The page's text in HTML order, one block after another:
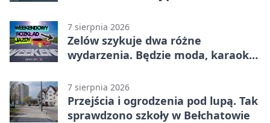
7 sierpnia 2026
Zelów szykuje dwa różne
wydarzenia. Będzie moda, karaoke
7 sierpnia 2026
Przejścia i ogrodzenia pod lupą. Tak
sprawdzono szkoły w Bełchatowie